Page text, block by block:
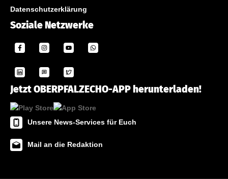
Datenschutzerklärung
Soziale Netzwerke
Jetzt OBERPFALZECHO-APP herunterladen!
Unsere News-Services für Euch
Mail an die Redaktion